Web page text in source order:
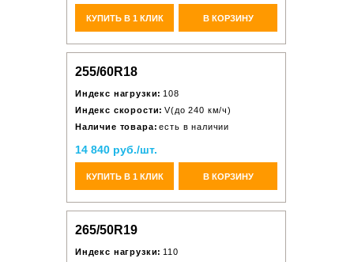
КУПИТЬ В 1 КЛИК В КОРЗИНУ
255/60R18
Индекс нагрузки: 108
Индекс скорости: V(до 240 км/ч)
Наличие товара: есть в наличии
14 840 руб./шт.
КУПИТЬ В 1 КЛИК В КОРЗИНУ
265/50R19
Индекс нагрузки: 110